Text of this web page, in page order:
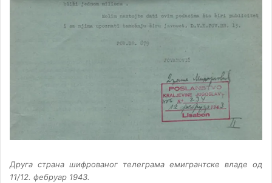
Друга страна шифрованог телеграма емигрантске владе од
11/12. фебруар 1943.